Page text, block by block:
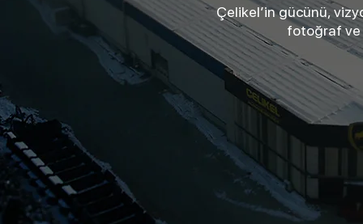
Çelikel’in gücünü,
fotoğraf ve